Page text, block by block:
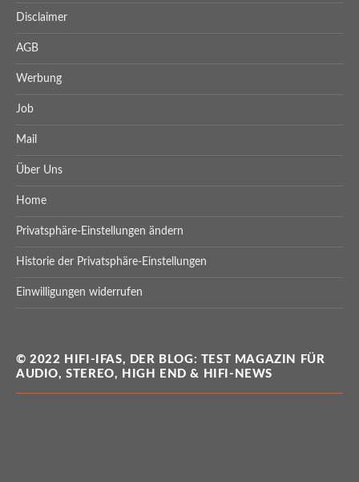
Disclaimer
AGB
Werbung
Job
Mail
Über Uns
Home
Privatsphäre-Einstellungen ändern
Historie der Privatsphäre-Einstellungen
Einwilligungen widerrufen
© 2022 HIFI-IFAS, DER BLOG: TEST MAGAZIN FÜR
AUDIO, STEREO, HIGH END & HIFI-NEWS